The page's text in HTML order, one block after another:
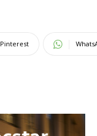
Pinterest